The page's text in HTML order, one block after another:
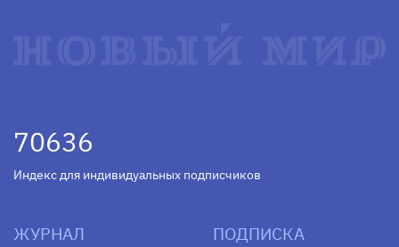
70636
Индекс для индивидуальных подписчиков
ЖУРНАЛ ПОДПИСКА